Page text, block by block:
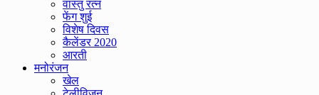
वास्तु रत्न
फेंग शुई
विशेष दिवस
कैलेंडर 2020
आरती
मनोरंजन
खेल